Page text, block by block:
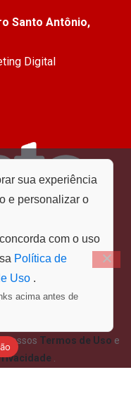
sua experiência
e personalizar o
com o uso
Política de
Uso .
acima antes de
Santo Antônio,
Digital
nossos Termos de Uso e